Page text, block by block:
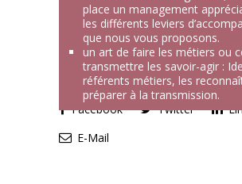
place un management
les différents leviers
que nous vous proposons.
un art de faire les métiers ou
transmettre les savoir-agir :
référents métiers, les
préparer à la transmission.
Facebook
Twitter
E-Mail